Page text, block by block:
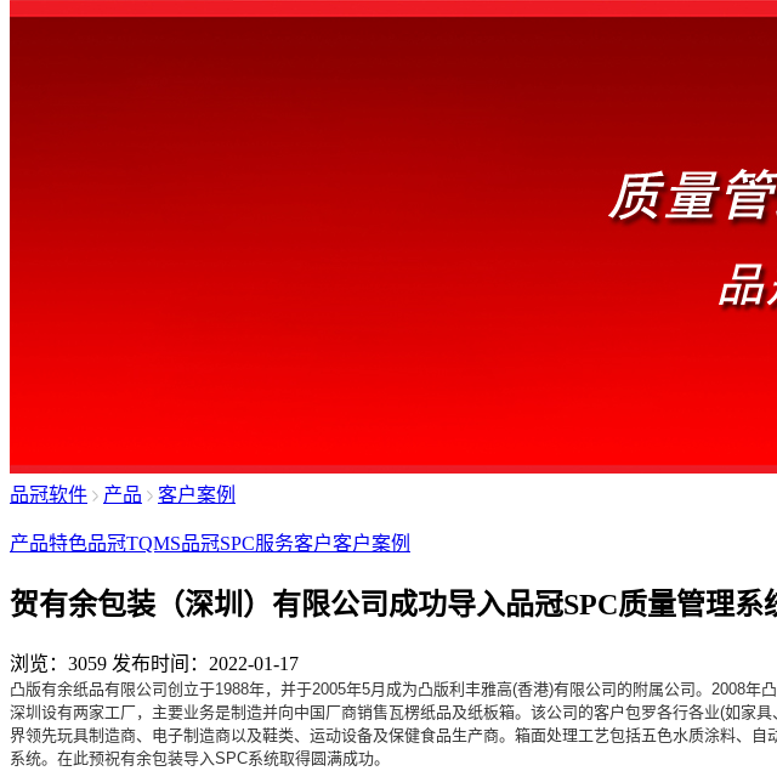
品冠软件 产品 客户案例
产品特色品冠TQMS品冠SPC服务客户客户案例
贺有余包装（深圳）有限公司成功导入品冠SPC质量管理系
浏览：3059 发布时间：2022-01-17
凸版有余纸品有限公司创立于1988年，并于2005年5月成为凸版利丰雅高(香港)有限公司的附属公司。2008
深圳设有两家工厂，主要业务是制造并向中国厂商销售瓦楞纸品及纸板箱。该公司的客户包罗各行各业(如
界领先玩具制造商、电子制造商以及鞋类、运动设备及保健食品生产商。箱面处理工艺包括五色水质涂料、
系统。在此预祝有余包装导入SPC系统取得圆满成功。